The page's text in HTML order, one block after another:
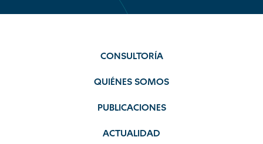
CONSULTORÍA
QUIÉNES SOMOS
PUBLICACIONES
ACTUALIDAD